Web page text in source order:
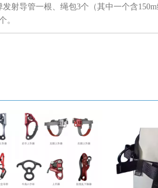
射导管一根、绳包3个（其中一个含
。